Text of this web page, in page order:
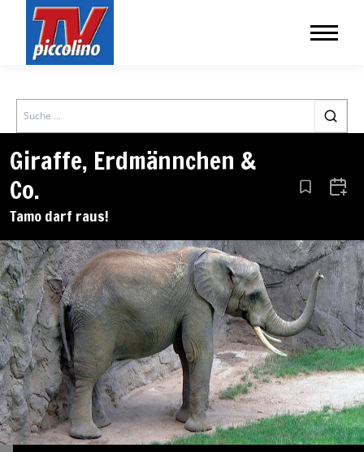
Search
Giraffe, Erdmännchen &
Co.
Tamo darf raus!
Aus den